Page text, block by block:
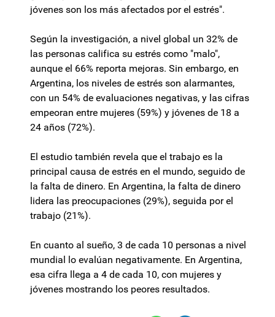
jóvenes son los más afectados por el estrés".
Según la investigación, a nivel global un 32% de
las personas califica su estrés como "malo",
aunque el 66% reporta mejoras. Sin embargo, en
Argentina, los niveles de estrés son alarmantes,
con un 54% de evaluaciones negativas, y las cifras
empeoran entre mujeres (59%) y jóvenes de 18 a
24 años (72%).
El estudio también revela que el trabajo es la
principal causa de estrés en el mundo, seguido de
la falta de dinero. En Argentina, la falta de dinero
lidera las preocupaciones (29%), seguida por el
trabajo (21%).
En cuanto al sueño, 3 de cada 10 personas a nivel
mundial lo evalúan negativamente. En Argentina,
esa cifra llega a 4 de cada 10, con mujeres y
jóvenes mostrando los peores resultados.